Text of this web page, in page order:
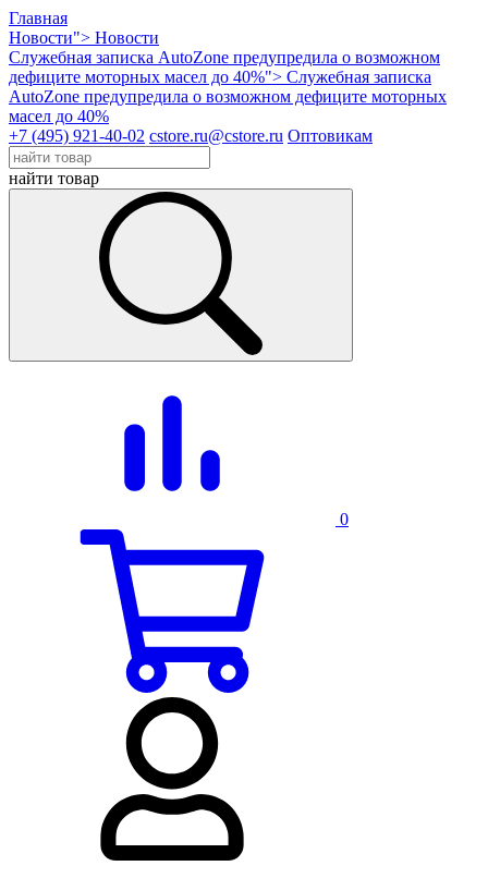
Главная
Новости"> Новости
Служебная записка AutoZone предупредила о возможном
дефиците моторных масел до 40%"> Служебная записка
AutoZone предупредила о возможном дефиците моторных
масел до 40%
+7 (495) 921-40-02 cstore.ru@cstore.ru Оптовикам
найти товар
0